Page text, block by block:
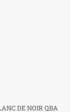
DE NOIR QBA